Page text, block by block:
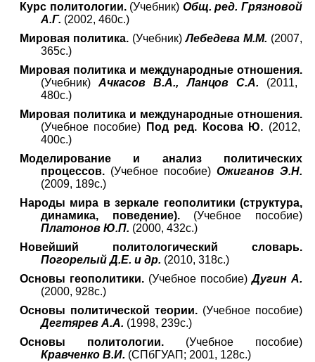
Курс политологии.(Учебник) Общ. ред. Грязновой
А.Г. (2002, 460с.)
Мировая политика. (Учебник)Лебедева М.М. (2007,
365с.)
Мировая политика и международные отношения.
(Учебник)Ачкасов В.А., Ланцов С.А. (2011,
480с.)
Мировая политика и международные отношения.
(Учебное пособие)
Под ред. Косова Ю. (2012,
400с.)
Моделирование и анализ политических
процессов. (Учебное пособие) Ожиганов Э.Н.
(2009, 189с.)
Народы мира в зеркале геополитики (структура,
динамика, поведение).(Учебное пособие)
Платонов Ю.П. (2000, 432с.)
Новейший политологический словарь.
Погорелый Д.Е. и др. (2010, 318с.)
Основы геополитики. (Учебное пособие)Дугин А.
(2000, 928с.)
Основы политической теории. (Учебное пособие)
Дегтярев А.А. (1998, 239с.)
Основы политологии.
(Учебное пособие)
Кравченко В.И. (СПбГУАП; 2001, 128с.)